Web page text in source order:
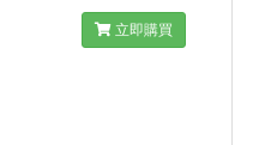
立即購買